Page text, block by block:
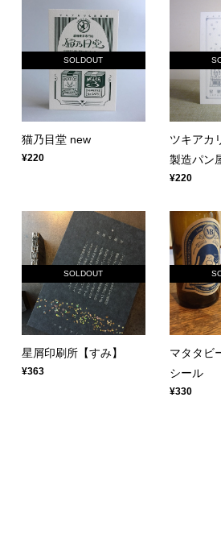
SOLDOUT
猫乃目堂 new
¥220
ツキアカ
製造パン
¥220
SOLDOUT
星屑印刷所【すみ】
¥363
マタタビ
シール
¥330